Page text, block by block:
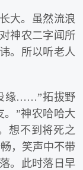
大。虽然流浪
神农二字闻所
。所以听老人
缘……”拓拔野
。”神农哈哈大
想不到将死之
，笑声中不带
。此时落日早